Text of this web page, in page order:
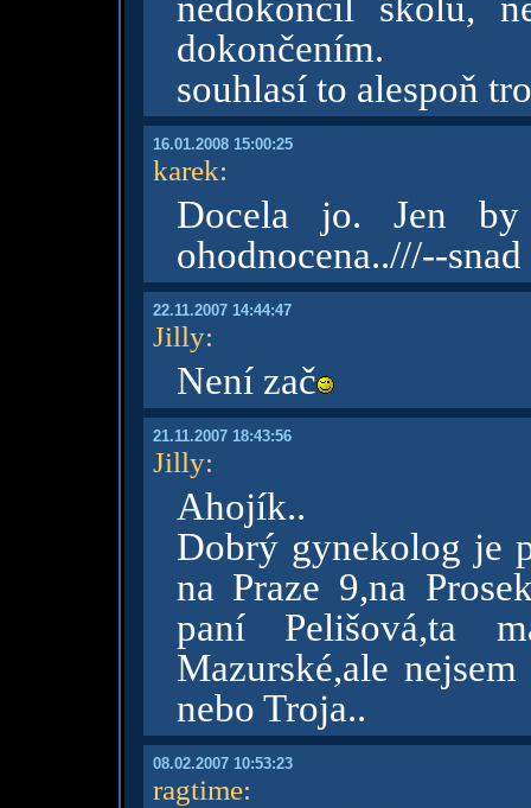
dokončením.
souhlasí to alespoň
16.01.2008 15:00:25
karek:
Docela jo. Jen
ohodnocena..///--
22.11.2007 14:44:47
Jilly:
Není zač
21.11.2007 18:43:56
Jilly:
Ahojík..
Dobrý gynekolog je
na Praze 9,na
paní Pelišová,ta
Mazurské,ale
nebo Troja..
08.02.2007 10:53:23
ragtime: